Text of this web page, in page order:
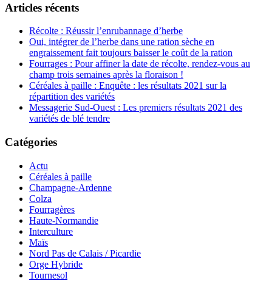
Articles récents
Récolte : Réussir l’enrubannage d’herbe
Oui, intégrer de l’herbe dans une ration sèche en
engraissement fait toujours baisser le coût de la ration
Fourrages : Pour affiner la date de récolte, rendez-vous au
champ trois semaines après la floraison !
Céréales à paille : Enquête : les résultats 2021 sur la
répartition des variétés
Messagerie Sud-Ouest : Les premiers résultats 2021 des
variétés de blé tendre
Catégories
Actu
Céréales à paille
Champagne-Ardenne
Colza
Fourragères
Haute-Normandie
Interculture
Maïs
Nord Pas de Calais / Picardie
Orge Hybride
Tournesol